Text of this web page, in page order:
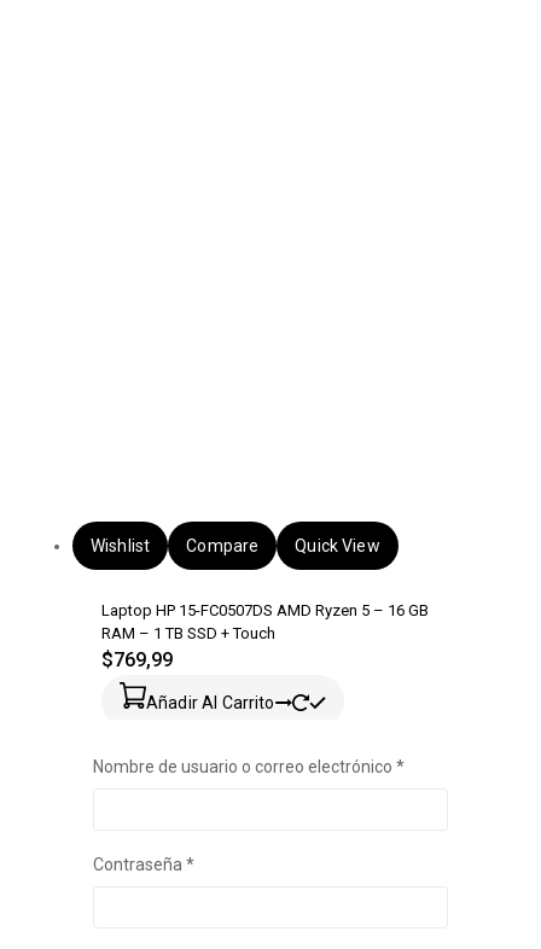
Wishlist Compare Quick View
Laptop HP 15-FC0507DS AMD Ryzen 5 – 16 GB
RAM – 1 TB SSD + Touch
$769,99
Añadir Al Carrito
Nombre de usuario o correo electrónico *
Contraseña *